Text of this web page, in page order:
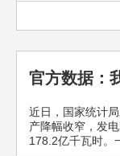
官方数据：
近日，国家统计
产降幅收窄，发
178.2亿千瓦时。